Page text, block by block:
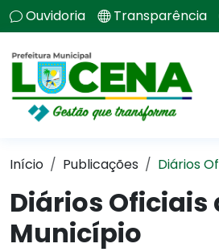
Ouvidoria Transparência
Início Publicações Diários
Diários Oficiais
Município